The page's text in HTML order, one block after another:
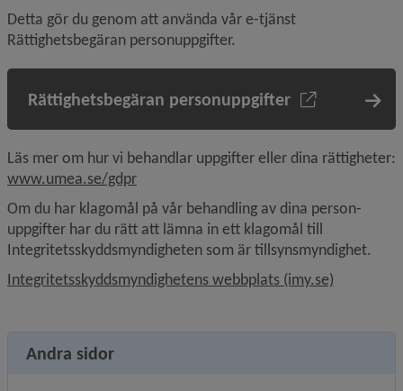
Detta gör du genom att använda vår e-tjänst
Rättighetsbegäran personuppgifter.
Rättighetsbegäran personuppgifter
www.umea.se/gdpr
Om du har klagomål på vår behandling av dina person­
uppgifter har du rätt att lämna in ett klagomål till
Integritetsskyddsmyndigheten som är tillsynsmyndighet.
Integritetsskyddsmyndighetens webbplats (imy.se)
Andra sidor